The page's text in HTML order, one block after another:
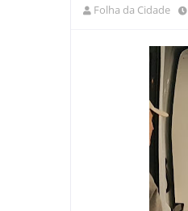
Folha da Cidade